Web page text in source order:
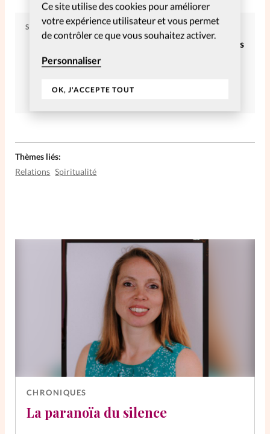
Ce site utilise des cookies pour améliorer
votre expérience utilisateur et vous permet
de contrôler ce que vous souhaitez activer.
Personnaliser
OK, J'ACCEPTE TOUT
SPIRITUELLES
Article tiré du numéro SpirituElles
4-10 – Décembre-Février
Commander
Thèmes liés:
Relations Spiritualité
CHRONIQUES
La paranoïa du silence